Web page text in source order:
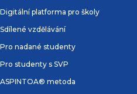
Digitální platforma pro školy
Sdílené vzdělávání
Pro nadané studenty
Pro studenty s SVP
ASPINTOA® metoda